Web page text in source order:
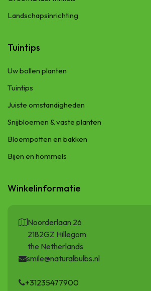
Landschapsinrichting
Tuintips
Uw bollen planten
Tuintips
Juiste omstandigheden
Snijbloemen & vaste planten
Bloempotten en bakken
Bijen en hommels
Winkelinformatie
Noorderlaan 26
2182GZ Hillegom
the Netherlands
smile@naturalbulbs.nl
+31235477900